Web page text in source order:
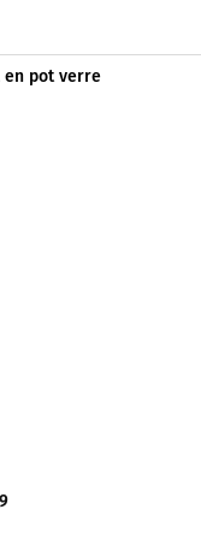
en pot verre